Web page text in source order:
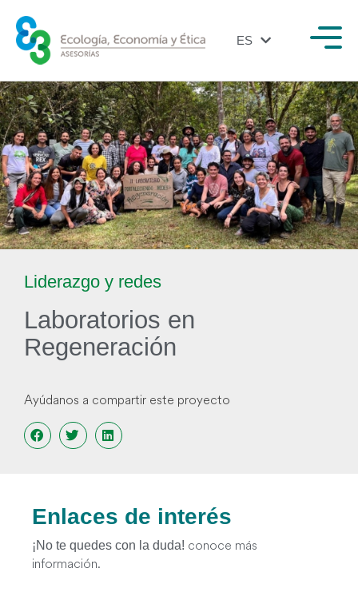
ES
EN
Liderazgo y redes
Laboratorios en
Regeneración
Ayúdanos a compartir este proyecto
Enlaces de interés
¡No te quedes con la duda! conoce más
información.